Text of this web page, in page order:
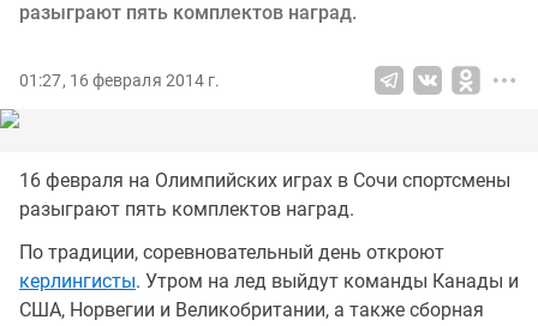
разыграют пять комплектов наград.
01:27, 16 февраля 2014 г.
16 февраля на Олимпийских играх в Сочи спортсмены
разыграют пять комплектов наград.
По традиции, соревновательный день откроют
керлингисты. Утром на лед выйдут команды Канады и
США, Норвегии и Великобритании, а также сборная